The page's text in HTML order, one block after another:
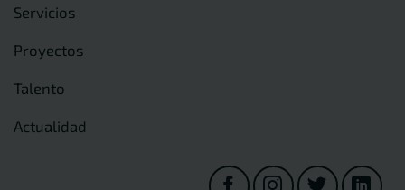
Servicios
Proyectos
Talento
Actualidad